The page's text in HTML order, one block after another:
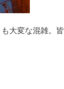
大変な混雑。皆